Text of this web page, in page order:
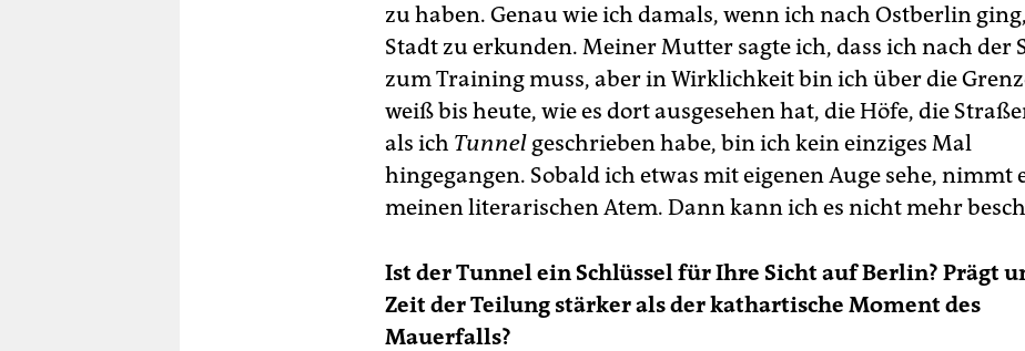
zu haben. Genau wie ich damals, wenn ich nach Ostberlin
Stadt zu erkunden. Meiner Mutter sagte ich, dass ich nach der
zum Training muss, aber in Wirklichkeit bin ich über die
weiß bis heute, wie es dort ausgesehen hat, die Höfe, die
als ich Tunnel geschrieben habe, bin ich kein einziges Mal
hingegangen. Sobald ich etwas mit eigenen Auge sehe, nimmt
meinen literarischen Atem. Dann kann ich es nicht mehr
Ist der Tunnel ein Schlüssel für Ihre Sicht auf Berlin? Prägt
Zeit der Teilung stärker als der kathartische Moment des
Mauerfalls?